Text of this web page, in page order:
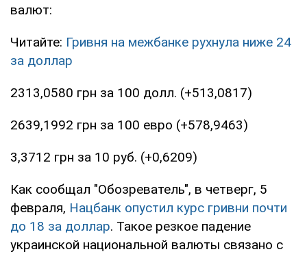
валют:
Читайте: Гривня на межбанке рухнула ниже 24
за доллар
2313,0580 грн за 100 долл. (+513,0817)
2639,1992 грн за 100 евро (+578,9463)
3,3712 грн за 10 руб. (+0,6209)
Как сообщал "Обозреватель", в четверг, 5
февраля, Нацбанк опустил курс гривни почти
до 18 за доллар. Такое резкое падение
украинской национальной валюты связано с